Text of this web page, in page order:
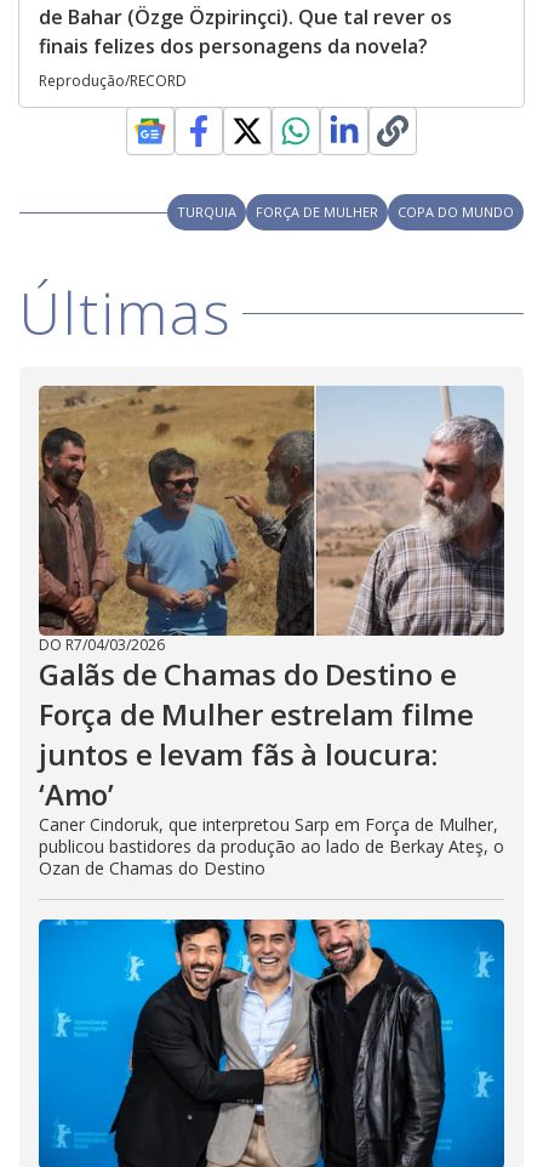
de Bahar (Özge Özpirinçci). Que tal rever os
finais felizes dos personagens da novela?
Reprodução/RECORD
TURQUIA FORÇA DE MULHER COPA DO MUNDO
Últimas
DO R7/04/03/2026
Galãs de Chamas do Destino e
Força de Mulher estrelam filme
juntos e levam fãs à loucura:
‘Amo’
Caner Cindoruk, que interpretou Sarp em Força de Mulher,
publicou bastidores da produção ao lado de Berkay Ateş, o
Ozan de Chamas do Destino